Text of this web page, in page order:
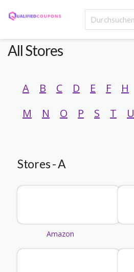
All Stores
A B C D E F H
M
N O P S T U
Stores - A
Amazon